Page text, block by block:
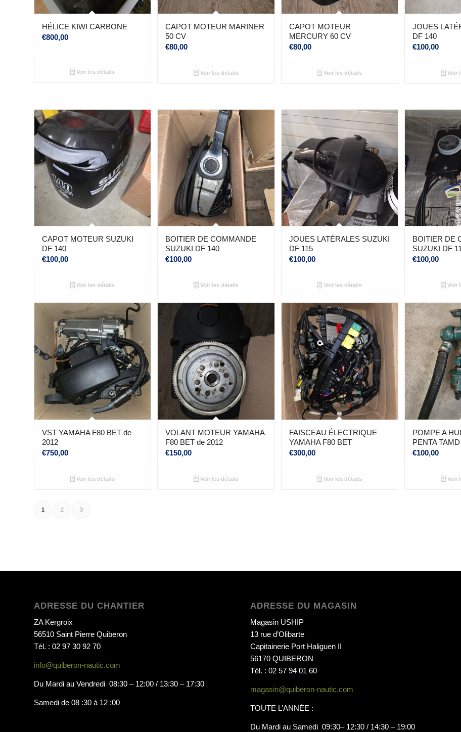
HÉLICE KIWI CARBONE
€800,00
Voir les détails
CAPOT MOTEUR MARINER
50 CV
€80,00
Voir les détails
CAPOT MOTEUR
MERCURY 60 CV
€80,00
Voir les détails
JOUES
DF 140
€100,00
Voir
CAPOT MOTEUR SUZUKI
DF 140
€100,00
Voir les détails
BOITIER DE COMMANDE
SUZUKI DF 140
€100,00
Voir les détails
JOUES LATÉRALES SUZUKI
DF 115
€100,00
Voir les détails
BOITIER DE
SUZUKI DF
€100,00
Voir
VST YAMAHA F80 BET de
2012
€750,00
Voir les détails
VOLANT MOTEUR YAMAHA
F80 BET de 2012
€150,00
Voir les détails
FAISCEAU ÉLECTRIQUE
YAMAHA F80 BET
€300,00
Voir les détails
POMPE A
PENTA
€100,00
Voir
1 2 3
ADRESSE DU CHANTIER
ZA Kergroix
56510 Saint Pierre Quiberon
Tél. : 02 97 30 92 70
info@quiberon-nautic.com
Du Mardi au Vendredi 08:30 – 12:00 / 13:30 – 17:30
Samedi de 08 :30 à 12 :00
ADRESSE DU MAGASIN
Magasin USHIP
13 rue d’Olibarte
Capitainerie Port Haliguen II
56170 QUIBERON
Tél. : 02 57 94 01 60
magasin@quiberon-nautic.com
TOUTE L’ANNÉE :
Du Mardi au Samedi 09:30– 12:30 / 14:30 – 19:00